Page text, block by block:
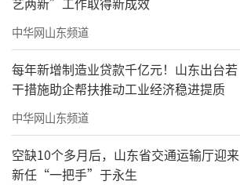
中华网山东频道
每年新增制造业贷款千亿元！山东出台若
干措施助企帮扶推动工业经济稳进提质
中华网山东频道
空缺10个多月后，山东省交通运输厅迎来
新任“一把手”于永生